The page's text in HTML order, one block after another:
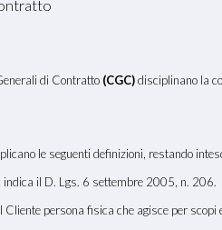
di Contratto (CGC)disciplinano la
le seguenti definizioni, restando
: indica il D. Lgs. 6 settembre 2005, n. 206.
Cliente persona fisica che agisce per